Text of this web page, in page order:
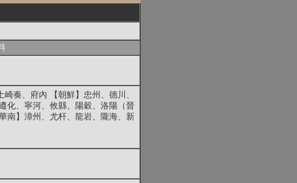
奏、府內 【朝鮮】忠州、德川、
化、寧河、攸縣、陽穀、洛陽（晉
南】漳州、尤杆、龍岩、隴海、新